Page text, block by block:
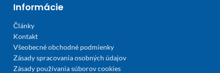
Informácie
Články
Kontakt
Všeobecné obchodné podmienky
Zásady spracovania osobných údajov
Zásady používania súborov cookies